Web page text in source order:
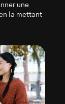
une
la mettant